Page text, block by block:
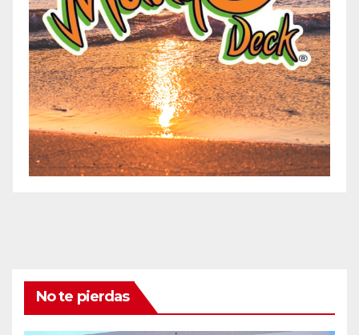
No te pierdas